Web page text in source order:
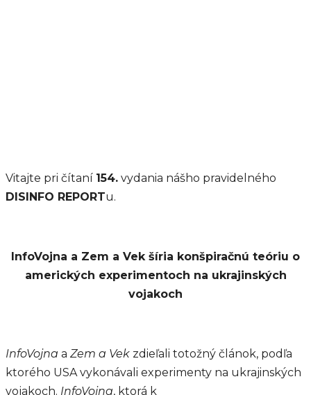
Vitajte pri čítaní 154. vydania nášho pravidelného
DISINFO REPORTu.
InfoVojna a Zem a Vek šíria konšpiračnú teóriu o
amerických experimentoch na ukrajinských
vojakoch
InfoVojna a Zem a Vek zdieľali totožný článok, podľa
ktorého USA vykonávali experimenty na ukrajinských
vojakoch. InfoVojna, ktorá k